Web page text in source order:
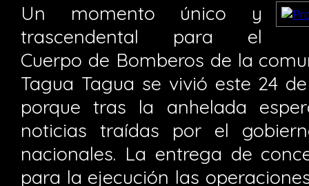
Un momento único y
trascendental para el
Cuerpo de Bomberos de la
Tagua Tagua se vivió este 24
porque tras la anhelada
noticias traídas por el
nacionales. La entrega de
para la ejecución las